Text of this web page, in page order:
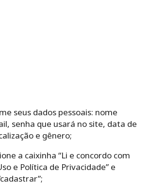
seus dados pessoais: nome
senha que usará no site, data de
e gênero;
a caixinha “Li e concordo com
e Política de Privacidade” e